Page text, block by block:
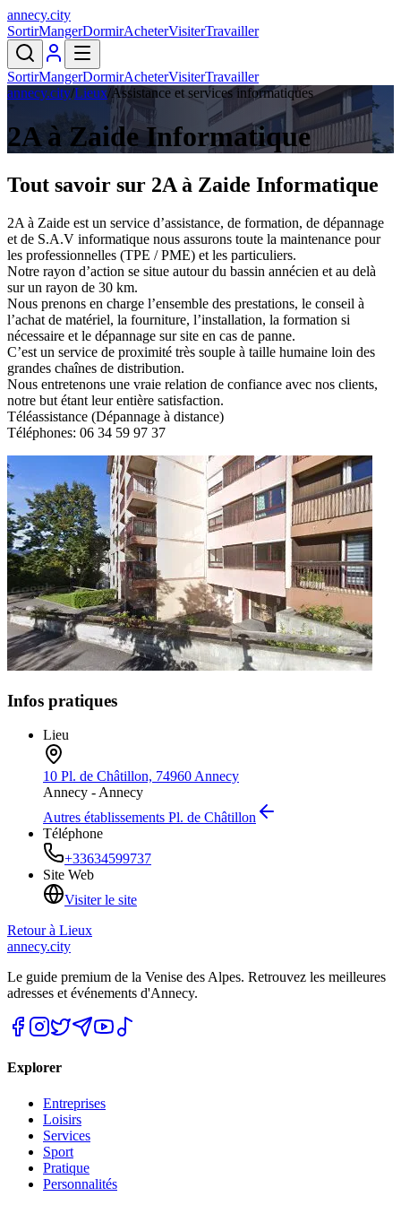
annecy.city
SortirMangerDormirAcheterVisiterTravailler
SortirMangerDormirAcheterVisiterTravailler
annecy.city/Lieux/Assistance et services informatiques
2A à Zaide Informatique
Tout savoir sur 2A à Zaide Informatique
2A à Zaide est un service d’assistance, de formation, de dépannage
et de S.A.V informatique nous assurons toute la maintenance pour
les professionnelles (TPE / PME) et les particuliers.
Notre rayon d’action se situe autour du bassin annécien et au delà
sur un rayon de 30 km.
Nous prenons en charge l’ensemble des prestations, le conseil à
l’achat de matériel, la fourniture, l’installation, la formation si
nécessaire et le dépannage sur site en cas de panne.
C’est un service de proximité très souple à taille humaine loin des
grandes chaînes de distribution.
Nous entretenons une vraie relation de confiance avec nos clients,
notre but étant leur entière satisfaction.
Téléassistance (Dépannage à distance)
Téléphones: 06 34 59 97 37
Infos pratiques
Lieu
10 Pl. de Châtillon, 74960 Annecy
Annecy - Annecy
Autres établissements Pl. de Châtillon
Téléphone
+33634599737
Site Web
Visiter le site
Retour à Lieux
annecy.city
Le guide premium de la Venise des Alpes. Retrouvez les meilleures
adresses et événements d'Annecy.
Explorer
Entreprises
Loisirs
Services
Sport
Pratique
Personnalités